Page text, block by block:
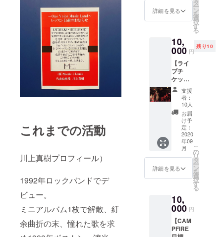
これまでの活動
川上真樹プロフィール）
1992年ロックバンドでデ
ビュー。
ミニアルバム1枚で解散、紆
余曲折の末、憧れた歌を求
支援時
ニュー
よりご
希望の
ＣＤを
ご選択
くださ
い ③川
上真樹
×Pink
Arashi
20周年
記念オ
リジナ
ルギ
ター
参考
URL:On
and
http://m
ackie-i-
lands.c
o.jp/ov
ン日時
す。 ※
消費税
ませ
ん。
例）50
分コー
￥4,500
（税込
￥4,950
）をご
利用
→￥1,5
00のデ
ポジッ
ト ※
こちら
をご覧
くださ
い
OneVoi
①OneV
oiceMu
sicLand
オレッ
スン
（60
分/1
回）
②OneV
oiceMu
sicLand
オンラ
イン
レッス
ン（60
分/1
回） ③
川上真
樹レジ
用エコ
ク） ④
シング
の要選
択！
詳細を見る
タ
ー
ン
を
選
択
す
る
10,
000 円
残り10
【ライ
ブチ
ケット
先行予
約 + オ
リジナ
ルグッ
ズプラ
ン】 ①
川上真
樹ライ
ブチ
ケット
先行前
売り予
況に
よって
はオン
ライン
配信ラ
支援
者：
10人
お届
け予
定：
2020
年09
月
詳細を見る
こ
の
リ
タ
ー
ン
を
選
択
す
る
10,
000 円
【CAM
PFIRE